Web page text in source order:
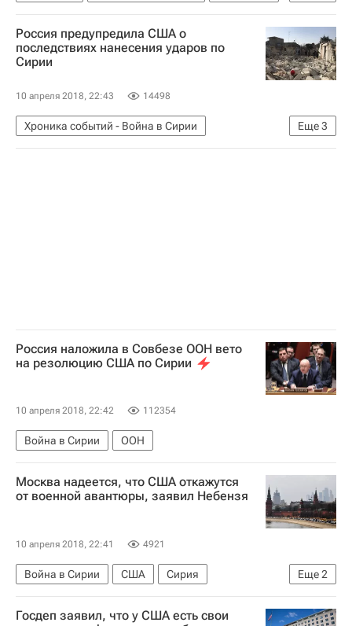
Белогорье (Белгород)
Зираат Банкасы
Россия предупредила США о
последствиях нанесения ударов по
Сирии
10 апреля 2018, 22:43 14498
Еще3
Хроника событий - Война в Сирии
Война в Сирии
Сирия Владимир Чижов
Россия наложила в Совбезе ООН вето
на резолюцию США по Сирии‍
10 апреля 2018, 22:42 112354
Война в Сирии ООН
Москва надеется, что США откажутся
от военной авантюры, заявил Небензя
10 апреля 2018, 22:41 4921
Еще2
Война в Сирии США
Сирия
Василий Небензя
Россия
Госдеп заявил, что у США есть свои